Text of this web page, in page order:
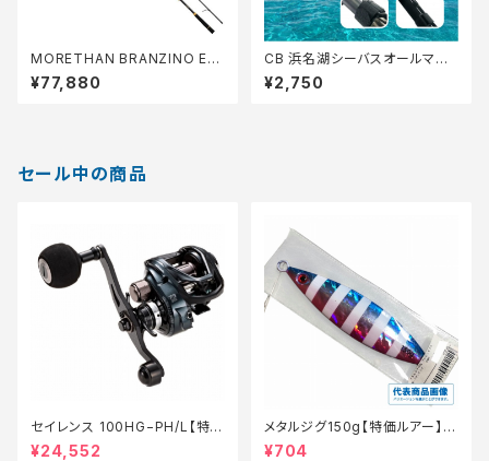
MORETHAN BRANZINO EX
AGS 93L/M S
¥77,880
CB 浜名湖シーバスオールマイ
ティ 86【Tオリ】
¥2,750
セール中の商品
セイレンス 100HG−PH/L【特価
ロッド】【20】
¥24,552
メタルジグ150g【特価ルアー】
【20】
¥704